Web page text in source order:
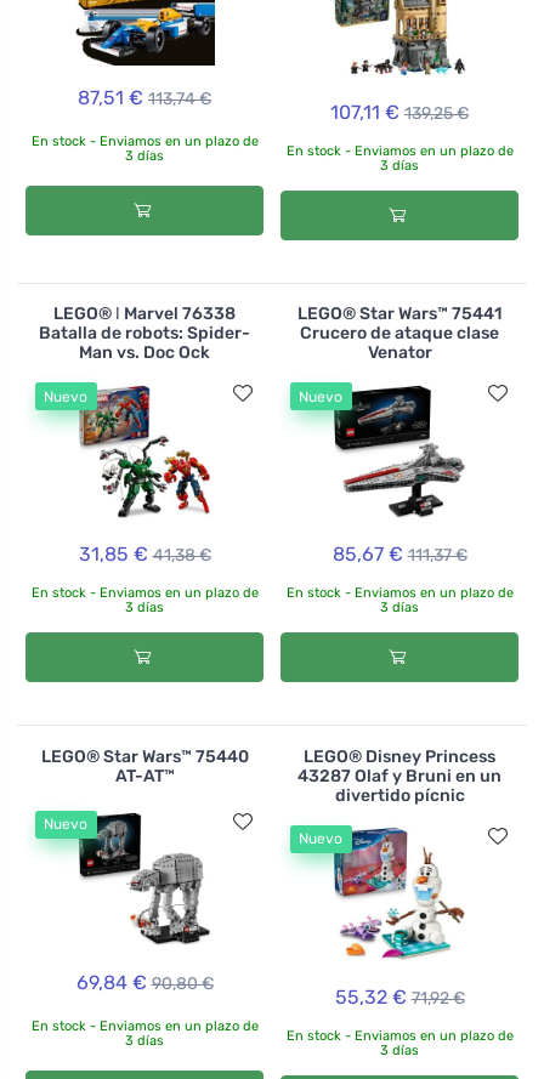
87,51 € 113,74 €
En stock - Enviamos en un plazo de
3 días
107,11 € 139,25 €
En stock - Enviamos en un plazo de
3 días
LEGO® ǀ Marvel 76338
Batalla de robots: Spider-
Man vs. Doc Ock
Nuevo
31,85 € 41,38 €
En stock - Enviamos en un plazo de
3 días
LEGO® Star Wars™ 75441
Crucero de ataque clase
Venator
Nuevo
85,67 € 111,37 €
En stock - Enviamos en un plazo de
3 días
LEGO® Star Wars™ 75440
AT-AT™
Nuevo
69,84 € 90,80 €
En stock - Enviamos en un plazo de
3 días
LEGO® Disney Princess
43287 Olaf y Bruni en un
divertido pícnic
Nuevo
55,32 € 71,92 €
En stock - Enviamos en un plazo de
3 días